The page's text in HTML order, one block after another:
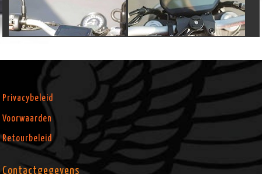
Privacybeleid
Voorwaarden
Retourbeleid
Contactgegevens